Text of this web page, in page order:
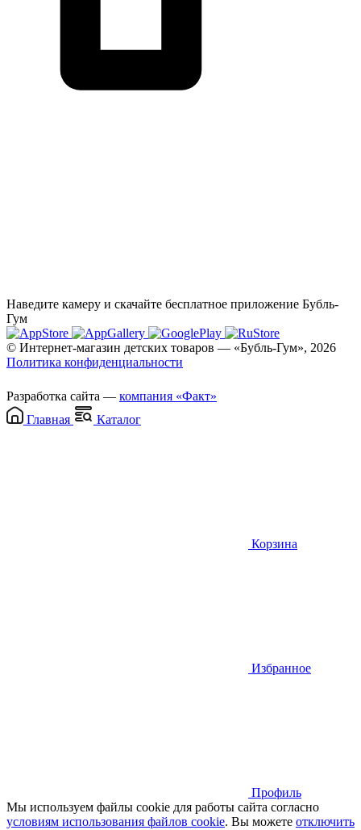
Наведите камеру и скачайте бесплатное приложение Бубль-
Гум
© Интернет-магазин детских товаров — «Бубль-Гум», 2026
Политика конфиденциальности
Разработка сайта — компания «Факт»
Главная
Каталог
Корзина
Избранное
Профиль
Мы используем файлы cookie для работы сайта согласно
условиям использования файлов cookie. Вы можете отключить